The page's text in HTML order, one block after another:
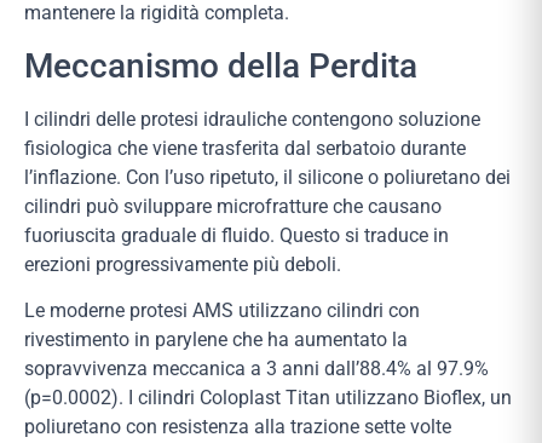
mantenere la rigidità completa.
Meccanismo della Perdita
I cilindri delle protesi idrauliche contengono soluzione
fisiologica che viene trasferita dal serbatoio durante
l’inflazione. Con l’uso ripetuto, il silicone o poliuretano dei
cilindri può sviluppare microfratture che causano
fuoriuscita graduale di fluido. Questo si traduce in
erezioni progressivamente più deboli.
Le moderne protesi AMS utilizzano cilindri con
rivestimento in parylene che ha aumentato la
sopravvivenza meccanica a 3 anni dall’88.4% al 97.9%
(p=0.0002). I cilindri Coloplast Titan utilizzano Bioflex, un
poliuretano con resistenza alla trazione sette volte